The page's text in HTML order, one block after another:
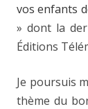
vos enfants
» dont la
Éditions
Je poursuis
thème du